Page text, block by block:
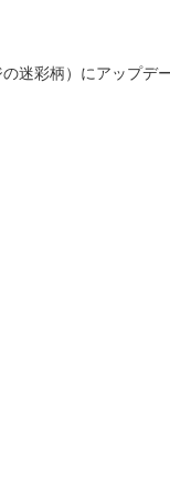
迷彩柄）にアップデ